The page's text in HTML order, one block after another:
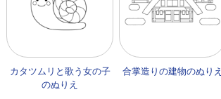
カタツムリと歌う女の子
のぬりえ
合掌造りの建物のぬりえ